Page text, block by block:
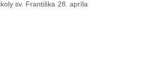
sv. Františka 28. apríla